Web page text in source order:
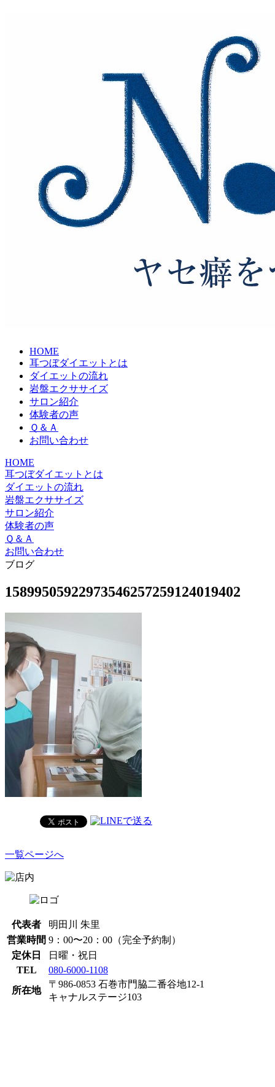
HOME
耳つぼダイエットとは
ダイエットの流れ
岩盤エクササイズ
サロン紹介
体験者の声
Ｑ＆Ａ
お問い合わせ
HOME
耳つぼダイエットとは
ダイエットの流れ
岩盤エクササイズ
サロン紹介
体験者の声
Ｑ＆Ａ
お問い合わせ
ブログ
15899505922973546257259124019402
一覧ページへ
代表者
明田川 朱里
営業時間 9：00〜20：00（完全予約制）
定休日
日曜・祝日
TEL
080-6000-1108
所在地
〒986-0853 石巻市門脇二番谷地12-1
キャナルステージ103